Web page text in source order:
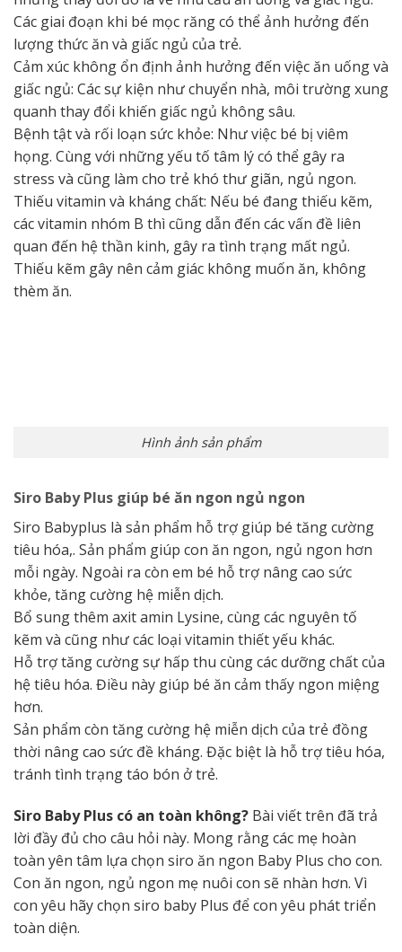
Các giai đoạn khi bé mọc răng có thể ảnh hưởng đến
lượng thức ăn và giấc ngủ của trẻ.
Cảm xúc không ổn định ảnh hưởng đến việc ăn uống và
giấc ngủ: Các sự kiện như chuyển nhà, môi trường xung
quanh thay đổi khiến giấc ngủ không sâu.
Bệnh tật và rối loạn sức khỏe: Như việc bé bị viêm
họng. Cùng với những yếu tố tâm lý có thể gây ra
stress và cũng làm cho trẻ khó thư giãn, ngủ ngon.
Thiếu vitamin và kháng chất: Nếu bé đang thiếu kẽm,
các vitamin nhóm B thì cũng dẫn đến các vấn đề liên
quan đến hệ thần kinh, gây ra tình trạng mất ngủ.
Thiếu kẽm gây nên cảm giác không muốn ăn, không
thèm ăn.
Hình ảnh sản phẩm
Siro Baby Plus giúp bé ăn ngon ngủ ngon
Siro Babyplus là sản phẩm hỗ trợ giúp bé tăng cường
tiêu hóa,. Sản phẩm giúp con ăn ngon, ngủ ngon hơn
mỗi ngày. Ngoài ra còn em bé hỗ trợ nâng cao sức
khỏe, tăng cường hệ miễn dịch.
Bổ sung thêm axit amin Lysine, cùng các nguyên tố
kẽm và cũng như các loại vitamin thiết yếu khác.
Hỗ trợ tăng cường sự hấp thu cùng các dưỡng chất của
hệ tiêu hóa. Điều này giúp bé ăn cảm thấy ngon miệng
hơn.
Sản phẩm còn tăng cường hệ miễn dịch của trẻ đồng
thời nâng cao sức đề kháng. Đặc biệt là hỗ trợ tiêu hóa,
tránh tình trạng táo bón ở trẻ.
Siro Baby Plus có an toàn không? Bài viết trên đã trả
lời đầy đủ cho câu hỏi này. Mong rằng các mẹ hoàn
toàn yên tâm lựa chọn siro ăn ngon Baby Plus cho con.
Con ăn ngon, ngủ ngon mẹ nuôi con sẽ nhàn hơn. Vì
con yêu hãy chọn siro baby Plus để con yêu phát triển
toàn diện.